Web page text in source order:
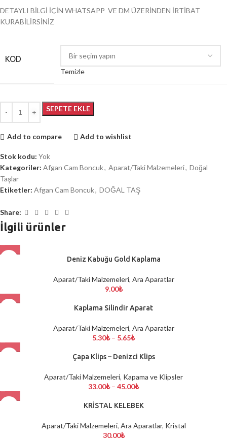
DETAYLI BİLGİ İÇİN WHATSAPP VE DM ÜZERİNDEN İRTİBAT
KURABİLİRSİNİZ
KOD
Temizle
SEPETE EKLE
Add to compare Add to wishlist
Stok kodu: Yok
Kategoriler: Afgan Cam Boncuk, Aparat/Taki Malzemeleri, Doğal
Taşlar
Etiketler: Afgan Cam Boncuk, DOĞAL TAŞ
Share:
İlgili ürünler
Deniz Kabuğu Gold Kaplama
Aparat/Taki Malzemeleri, Ara Aparatlar
9.00₺
Kaplama Silindir Aparat
Aparat/Taki Malzemeleri, Ara Aparatlar
5.30₺ – 5.65₺
Çapa Klips – Denizci Klips
Aparat/Taki Malzemeleri, Kapama ve Klipsler
33.00₺ – 45.00₺
KRİSTAL KELEBEK
Aparat/Taki Malzemeleri, Ara Aparatlar, Kristal
30.00₺